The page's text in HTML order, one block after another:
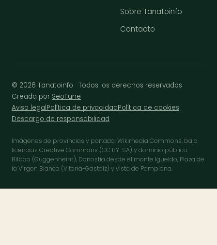
Sobre Tanatoinfo
Contacto
© 2026 Tanatoinfo · Todos los derechos reservados ·
Creada por SeoFune
Aviso legalPolítica de privacidadPolítica de cookies
Descargo de responsabilidad
Imágenes de provincias y portada: Wikimedia Commons, bajo
licencias Creative Commons (CC BY-SA) y dominio público.
Bilbao (Guggenheim), Donostia desde el monte Igueldo, Plaza de
la Virgen Blanca (Vitoria-Gasteiz) y vista de Pamplona.